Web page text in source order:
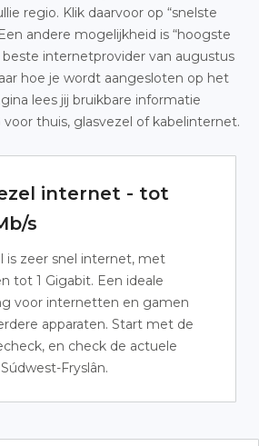
regio. Klik daarvoor op “snelste
andere mogelijkheid is “hoogste
internetprovider van augustus
hoe je wordt aangesloten op het
lees jij bruikbare informatie
voor thuis, glasvezel of kabelinternet.
internet - tot
s
is zeer snel internet, met
tot 1 Gigabit. Een ideale
voor internetten en gamen
apparaten. Start met de
en check de actuele
Fryslân.